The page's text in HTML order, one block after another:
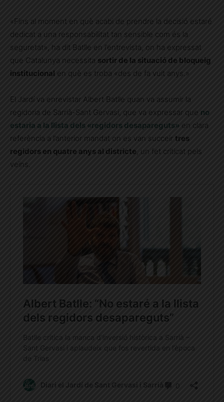
«Fins al moment en què acabi de prendre la decisió estaré
dedicat a una responsabilitat tan sensible com és la
seguretat», ha dit Batlle en l’entrevista, on ha expressat
que Catalunya necessita sortir de la situació de bloqueig
institucional en què es troba «des de fa vuit anys.»
El Jardí va enrevistar Albert Batlle quan va assumir la
regidoria de Sarrià-Sant Gervasi, que va expressar que no
estaria a la llista dels «regidors desapareguts» en clara
referència a l’anterior mandat on es van succeir tres
regidors en quatre anys al districte
, un fet criticat pels
veïns.